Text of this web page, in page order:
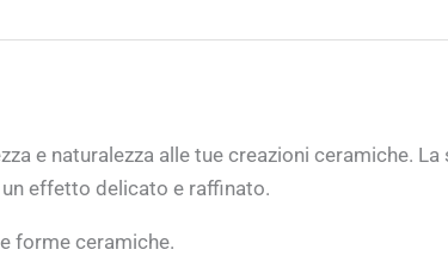
e naturalezza alle tue creazioni ceramiche. La
effetto delicato e raffinato.
forme ceramiche.